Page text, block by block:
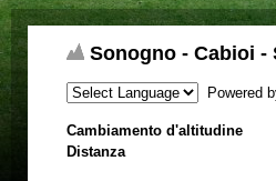
Sonogno - Cabioi -
Powered
Cambiamento d'altitudine
Distanza